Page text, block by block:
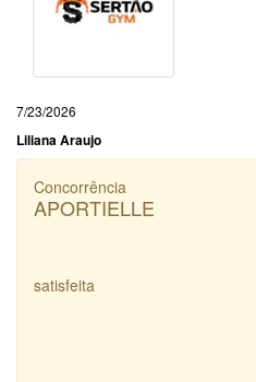
7/23/2026
Liliana Araujo
Concorrência
APORTIELLE
satisfeita